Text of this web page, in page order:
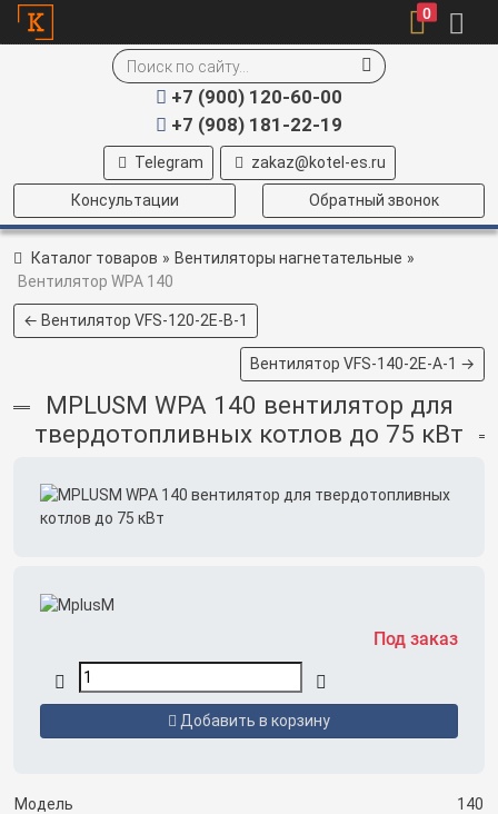
0
+7 (900) 120-60-00
+7 (908) 181-22-19
Telegram zakaz@kotel-es.ru
Консультации Обратный звонок
Каталог товаров » Вентиляторы нагнетательные »
Вентилятор WPA 140
← Вентилятор VFS-120-2E-B-1
Вентилятор VFS-140-2E-A-1 →
MPLUSM WPA 140 вентилятор для
твердотопливных котлов до 75 кВт
Под заказ
Добавить в корзину
Модель
140